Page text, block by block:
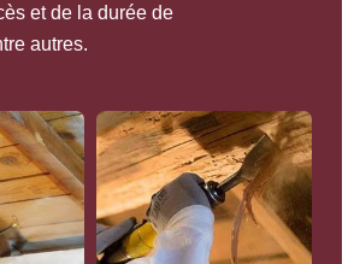
et de la durée de
autres.